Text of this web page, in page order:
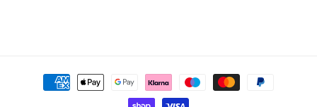
Zahlungsmethoden